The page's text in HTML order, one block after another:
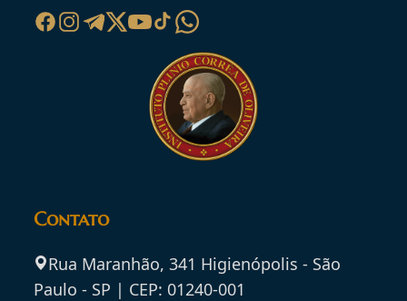
Contato
Rua Maranhão, 341 Higienópolis - São
Paulo - SP | CEP: 01240-001